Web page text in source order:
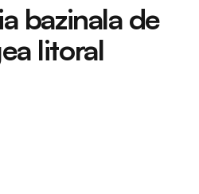
bazinala de
litoral